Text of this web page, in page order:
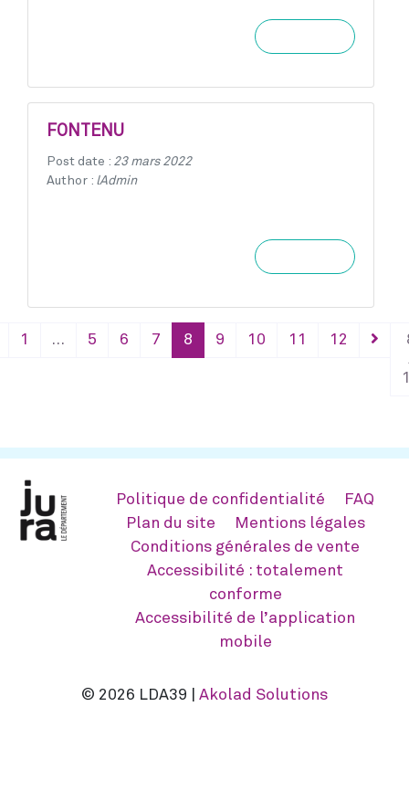
FONTENU
Post date : 23 mars 2022
Author : lAdmin
1 … 5 6 7 8 9 10 11 12
Politique de confidentialité
FAQ
Plan du site
Mentions légales
Conditions générales de vente
Accessibilité : totalement
conforme
Accessibilité de l’application
mobile
© 2026 LDA39 | Akolad Solutions